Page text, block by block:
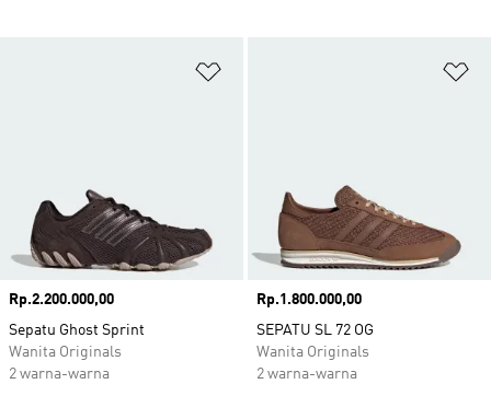
Harga
Rp.2.200.000,00
Sepatu Ghost Sprint
Wanita Originals
2 warna-warna
Harga
Rp.1.800.000,00
SEPATU SL 72 OG
Wanita Originals
2 warna-warna